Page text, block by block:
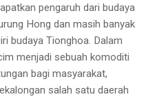
pengaruh dari budaya
Hong dan masih banyak
budaya Tionghoa. Dalam
menjadi sebuah komoditi
bagi masyarakat,
salah satu daerah